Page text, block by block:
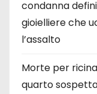
condanna
gioielliere che
l’assalto
Morte per
quarto